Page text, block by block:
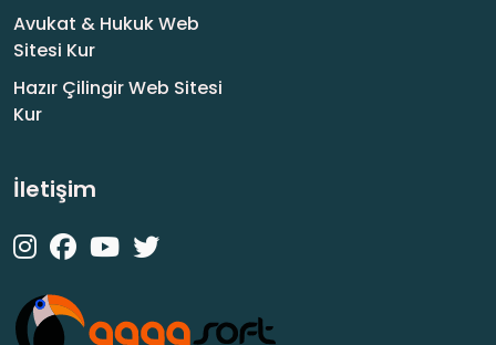
Avukat & Hukuk Web
Sitesi Kur
Hazır Çilingir Web Sitesi
Kur
İletişim